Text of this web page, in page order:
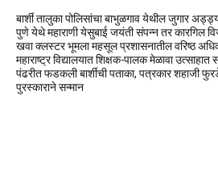
बार्शी तालुका पोलिसांचा बाभुळगाव येथील जुगार
पुणे येथे महाराणी येसुबाई जयंती संपन्न तर कारगिल
खवा क्लस्टर भूमला महसूल प्रशासनातील वरिष्ठ
महाराष्ट्र विद्यालयात शिक्षक-पालक मेळावा उत्साहात
पंढरीत फडकली बार्शीची पताका, पत्रकार शहाजी
पुरस्काराने सन्मान